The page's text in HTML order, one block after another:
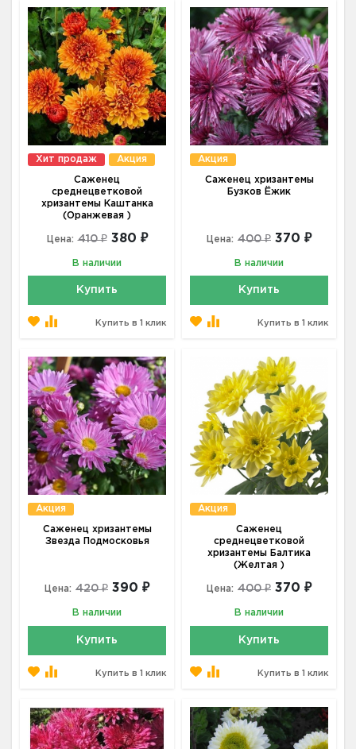
Хит продаж Акция
Саженец
среднецветковой
хризантемы Каштанка
(Оранжевая )
Цена: 410 ₽ 380 ₽
В наличии
Купить
Купить в 1 клик
Акция
Саженец хризантемы
Бузков Ёжик
Цена: 400 ₽ 370 ₽
В наличии
Купить
Купить в 1 клик
Акция
Саженец хризантемы
Звезда Подмосковья
Цена: 420 ₽ 390 ₽
В наличии
Купить
Купить в 1 клик
Акция
Саженец
среднецветковой
хризантемы Балтика
(Желтая )
Цена: 400 ₽ 370 ₽
В наличии
Купить
Купить в 1 клик